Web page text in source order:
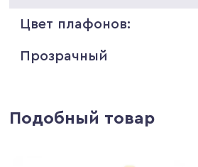
Цвет плафонов:
Прозрачный
Подобный товар